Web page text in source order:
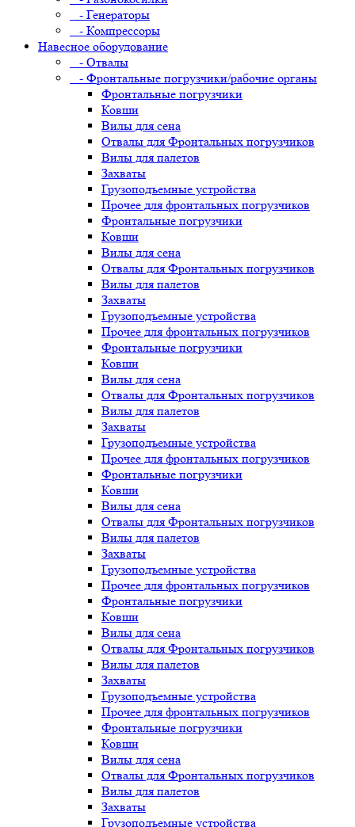
- Генераторы
- Компрессоры
Навесное оборудование
- Отвалы
- Фронтальные погрузчики/рабочие органы
Фронтальные погрузчики
Ковши
Вилы для сена
Отвалы для Фронтальных погрузчиков
Вилы для палетов
Захваты
Грузоподъемные устройства
Прочее для фронтальных погрузчиков
Фронтальные погрузчики
Ковши
Вилы для сена
Отвалы для Фронтальных погрузчиков
Вилы для палетов
Захваты
Грузоподъемные устройства
Прочее для фронтальных погрузчиков
Фронтальные погрузчики
Ковши
Вилы для сена
Отвалы для Фронтальных погрузчиков
Вилы для палетов
Захваты
Грузоподъемные устройства
Прочее для фронтальных погрузчиков
Фронтальные погрузчики
Ковши
Вилы для сена
Отвалы для Фронтальных погрузчиков
Вилы для палетов
Захваты
Грузоподъемные устройства
Прочее для фронтальных погрузчиков
Фронтальные погрузчики
Ковши
Вилы для сена
Отвалы для Фронтальных погрузчиков
Вилы для палетов
Захваты
Грузоподъемные устройства
Прочее для фронтальных погрузчиков
Фронтальные погрузчики
Ковши
Вилы для сена
Отвалы для Фронтальных погрузчиков
Вилы для палетов
Захваты
Грузоподъемные устройства